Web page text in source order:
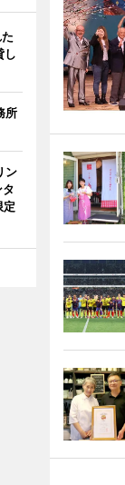
し
所
ン
定